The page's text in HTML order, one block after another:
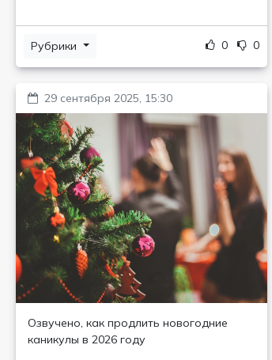
Рубрики 0 0
29 сентября 2025, 15:30
Озвучено, как продлить новогодние
каникулы в 2026 году